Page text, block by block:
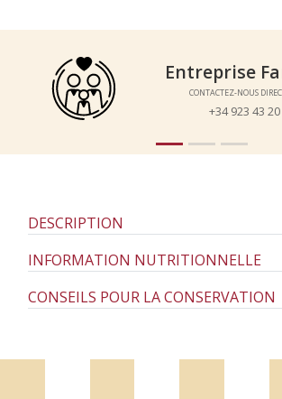
Entreprise
CONTACTEZ-NOUS
+34 923 43
Entreprise Familiale
CONTACTEZ-NOUS DIRECTEMENT
+34 923 43 20 17
DESCRIPTION
INFORMATION NUTRITIONNELLE
CONSEILS POUR LA CONSERVATION